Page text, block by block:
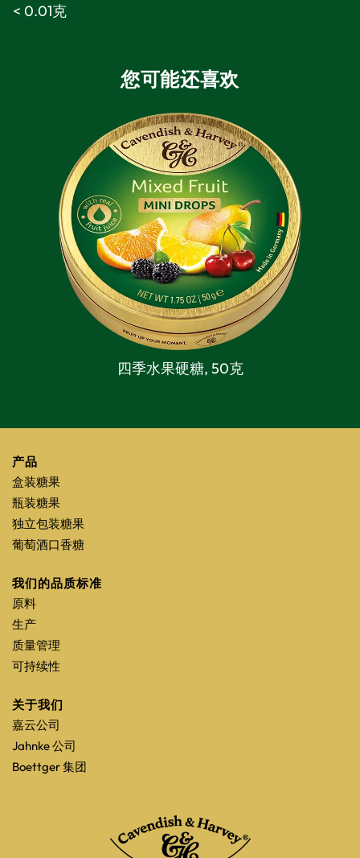
< 0.01克
您可能还喜欢
四季水果硬糖, 50克
产品
盒装糖果
瓶装糖果
独立包装糖果
葡萄酒口香糖
我们的品质标准
原料
生产
质量管理
可持续性
关于我们
嘉云公司
Jahnke 公司
Boettger 集团